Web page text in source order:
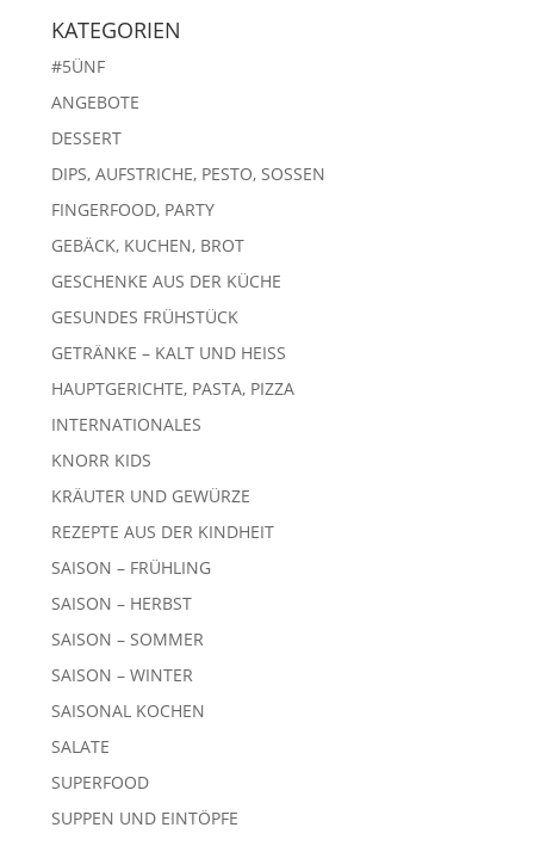
KATEGORIEN
#5ÜNF
ANGEBOTE
DESSERT
DIPS, AUFSTRICHE, PESTO, SOSSEN
FINGERFOOD, PARTY
GEBÄCK, KUCHEN, BROT
GESCHENKE AUS DER KÜCHE
GESUNDES FRÜHSTÜCK
GETRÄNKE – KALT UND HEISS
HAUPTGERICHTE, PASTA, PIZZA
INTERNATIONALES
KNORR KIDS
KRÄUTER UND GEWÜRZE
REZEPTE AUS DER KINDHEIT
SAISON – FRÜHLING
SAISON – HERBST
SAISON – SOMMER
SAISON – WINTER
SAISONAL KOCHEN
SALATE
SUPERFOOD
SUPPEN UND EINTÖPFE